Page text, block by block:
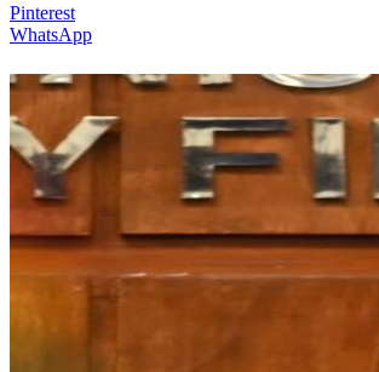
Pinterest
WhatsApp